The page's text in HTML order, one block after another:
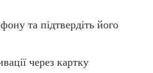
та підтвердіть його
через картку